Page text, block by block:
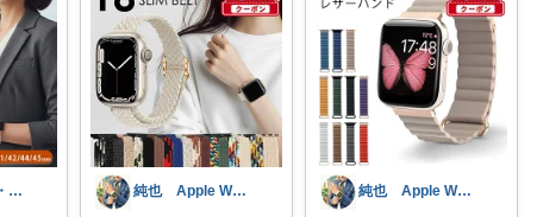
カジャ｜【脱・不便】家での仕事が激変する 純也 Apple Watch関連紹介 純也 Apple Watch関連紹介